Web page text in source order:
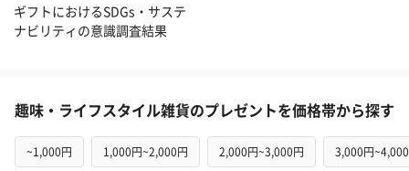
ギフトにおけるSDGs・サステ
ナビリティの意識調査結果
趣味・ライフスタイル雑貨のプレゼントを価格帯から探す
~1,000円 1,000円~2,000円 2,000円~3,000円 3,000円